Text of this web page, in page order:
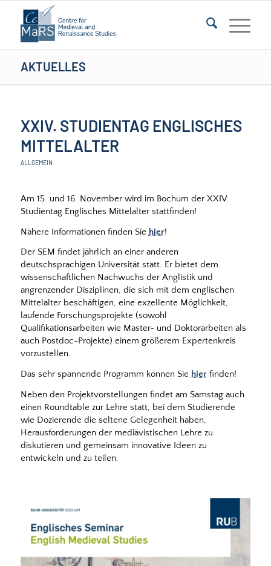
AKTUELLES
XXIV. STUDIENTAG ENGLISCHES
MITTELALTER
ALLGEMEIN
Am 15. und 16. November wird im Bochum der XXIV.
Studientag Englisches Mittelalter stattfinden!
Nähere Informationen finden Sie hier!
Der SEM findet jährlich an einer anderen
deutschsprachigen Universität statt. Er bietet dem
wissenschaftlichen Nachwuchs der Anglistik und
angrenzender Disziplinen, die sich mit dem englischen
Mittelalter beschäftigen, eine exzellente Möglichkeit,
laufende Forschungsprojekte (sowohl
Qualifikationsarbeiten wie Master- und Doktorarbeiten als
auch Postdoc-Projekte) einem größerem Expertenkreis
vorzustellen.
Das sehr spannende Programm können Sie hierfinden!
Neben den Projektvorstellungen findet am Samstag auch
einen Roundtable zur Lehre statt, bei dem Studierende
wie Dozierende die seltene Gelegenheit haben,
Herausforderungen der mediävistischen Lehre zu
diskutieren und gemeinsam innovative Ideen zu
entwickeln und zu teilen.